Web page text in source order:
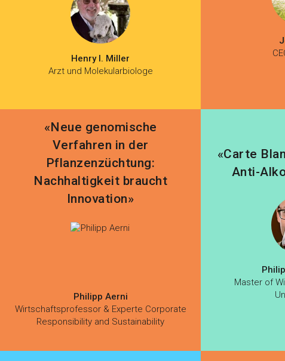
Henry I. Miller
Arzt und Molekularbiologe
«Neue genomische
Verfahren in der
Pflanzenzüchtung:
Nachhaltigkeit braucht
Innovation»
Philipp Aerni
Wirtschaftsprofessor & Experte Corporate
Responsibility and Sustainability
«Carte
Anti-
Master of